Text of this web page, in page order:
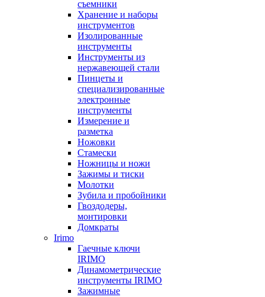
съемники
Хранение и наборы
инструментов
Изолированные
инструменты
Инструменты из
нержавеющей стали
Пинцеты и
специализированные
электронные
инструменты
Измерение и
разметка
Ножовки
Стамески
Ножницы и ножи
Зажимы и тиски
Молотки
Зубила и пробойники
Гвоздодеры,
монтировки
Домкраты
Irimo
Гаечные ключи
IRIMO
Динамометрические
инструменты IRIMO
Зажимные